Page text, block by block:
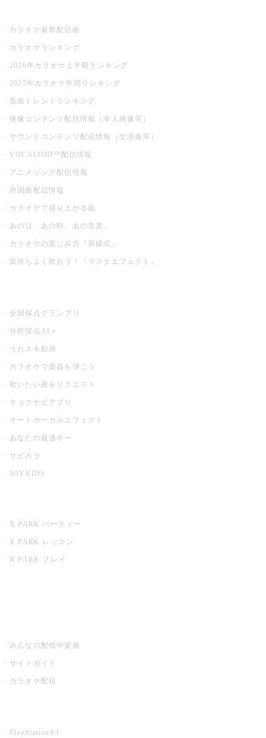
カラオケ最新配信曲
カラオケランキング
2026年カラオケ上半期ランキング
2025年カラオケ年間ランキング
新曲トレンドランキング
映像コンテンツ配信情報（本人映像等）
サウンドコンテンツ配信情報（生演奏等）
VOCALOID™配信情報
アニメソング配信情報
外国曲配信情報
カラオケで盛り上がる曲
あの日、あの時、あの音楽。
カラオケの楽しみ方『新様式』
気持ちよく歌おう！『マスクエフェクト』
全国採点グランプリ
分析採点AI＋
うたスキ動画
カラオケで楽器を弾こう
歌いたい曲をリクエスト
キョクナビアプリ
オートボーカルエフェクト
あなたの最適キー
サビカラ
JOYKIDS
X PARK パーティー
X PARK レッスン
X PARK プレイ
みんなの配信中楽曲
サイトガイド
カラオケ配信
PlayStation®4